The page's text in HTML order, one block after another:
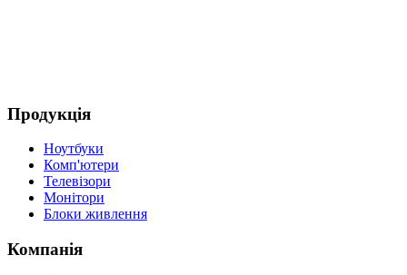
Продукція
Ноутбуки
Комп'ютери
Телевізори
Монітори
Блоки живлення
Компанія